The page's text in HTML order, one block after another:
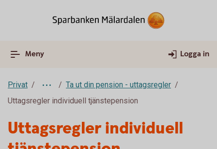
Meny Logga in
Privat
Ta ut din pension - uttagsregler
Uttagsregler individuell tjänstepension
Uttagsregler individuell